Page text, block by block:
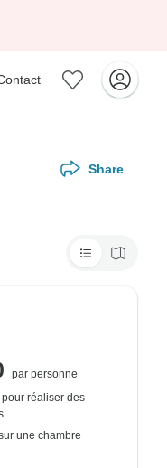
Share
par personne
pour réaliser des
une chambre